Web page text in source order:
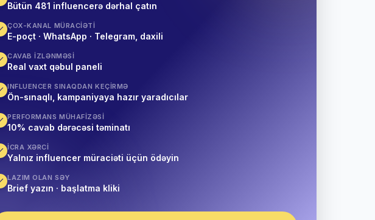
Bütün 481 influencerə dərhal çatın
ÇOX-KANAL MÜRACIƏTI
E-poçt · WhatsApp · Telegram, daxili
CAVAB IZLƏNMƏSI
Real vaxt qəbul paneli
INFLUENCER SINAQDAN KEÇIRMƏ
Ön-sınaqlı, kampaniyaya hazır yaradıcılar
PERFORMANS MÜHAFIZƏSI
10% cavab dərəcəsi təminatı
İCRA XƏRCI
Yalnız influencer müraciəti üçün ödəyin
LAZIM OLAN SƏY
Brief yazın · başlatma kliki